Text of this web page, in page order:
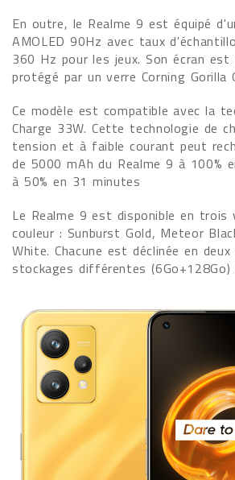
En outre, le Realme 9 est équipé
AMOLED 90Hz avec taux
360 Hz pour les jeux. Son écran est
protégé par un verre Corning Gorilla
Ce modèle est compatible avec la
Charge 33W. Cette technologie de
tension et à faible courant peut
de 5000 mAh du Realme 9 à 100%
à 50% en 31 minutes
Le Realme 9 est disponible en trois
couleur : Sunburst Gold, Meteor
White. Chacune est déclinée en
stockages différentes (6Go+128Go)